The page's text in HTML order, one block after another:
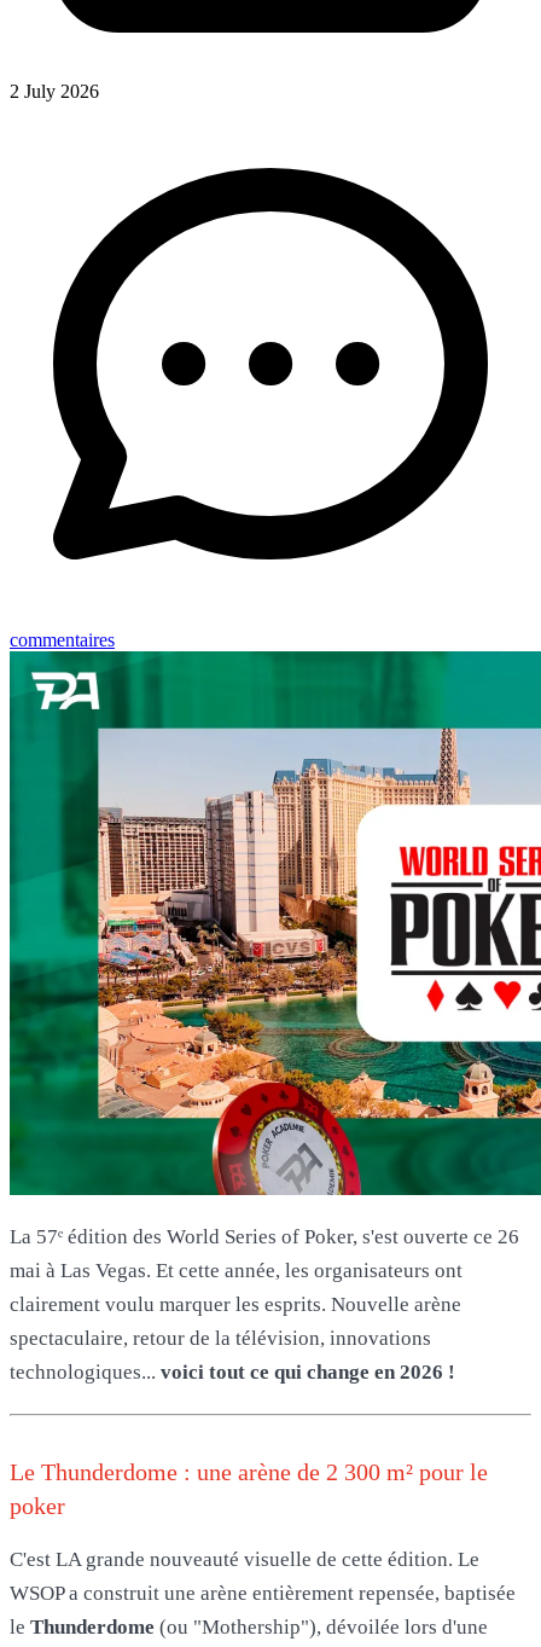
2 July 2026
commentaires
La 57ᵉ édition des World Series of Poker, s'est ouverte ce 26
mai à Las Vegas. Et cette année, les organisateurs ont
clairement voulu marquer les esprits. Nouvelle arène
spectaculaire, retour de la télévision, innovations
technologiques... voici tout ce qui change en 2026 !
Le Thunderdome : une arène de 2 300 m² pour le
poker
C'est LA grande nouveauté visuelle de cette édition. Le
WSOP a construit une arène entièrement repensée, baptisée
le Thunderdome (ou "Mothership"), dévoilée lors d'une